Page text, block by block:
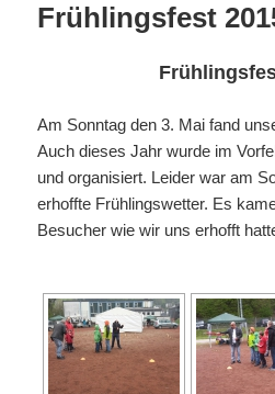
Frühlingsfest
Am Sonntag den 3. Mai fand
Auch dieses Jahr wurde im
und organisiert. Leider war am
erhoffte Frühlingswetter. Es
Besucher wie wir uns erhofft